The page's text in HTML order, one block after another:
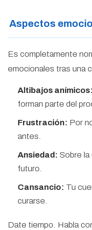
Aspectos
Es completamente
emocionales tras una
Altibajos anímicos:
forman parte del
Frustración: Por
antes.
Ansiedad: Sobre
futuro.
Cansancio: Tu
curarse.
Date tiempo. Habla